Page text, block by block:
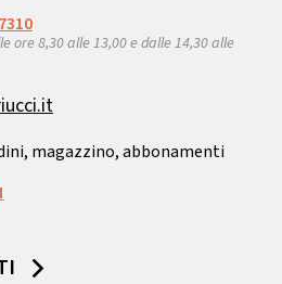
ore 8,30 alle 13,00 e dalle 14,30 alle
magazzino, abbonamenti